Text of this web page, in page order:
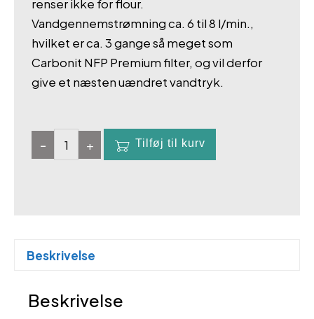
renser ikke for flour.
Vandgennemstrømning ca. 6 til 8 l/min.,
hvilket er ca. 3 gange så meget som
Carbonit NFP Premium filter, og vil derfor
give et næsten uændret vandtryk.
-
Filter
Puro
+ Tilføj til kurv
Beskrivelse
Beskrivelse